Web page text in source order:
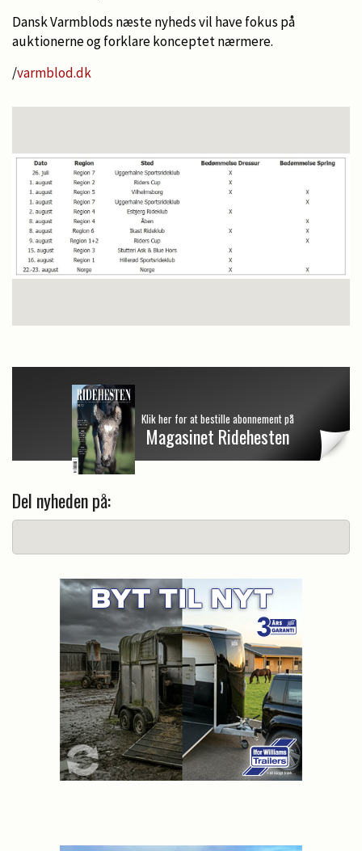
Dansk Varmblods næste nyheds vil have fokus på
auktionerne og forklare konceptet nærmere.
/varmblod.dk
Klik her for at bestille abonnement på
Magasinet Ridehesten
Del nyheden på: